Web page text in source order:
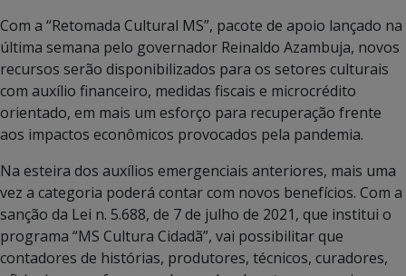
Com a “Retomada Cultural MS”, pacote de apoio lançado na
última semana pelo governador Reinaldo Azambuja, novos
recursos serão disponibilizados para os setores culturais
com auxílio financeiro, medidas fiscais e microcrédito
orientado, em mais um esforço para recuperação frente
aos impactos econômicos provocados pela pandemia.
Na esteira dos auxílios emergenciais anteriores, mais uma
vez a categoria poderá contar com novos benefícios. Com a
sanção da Lei n. 5.688, de 7 de julho de 2021, que institui o
programa “MS Cultura Cidadã”, vai possibilitar que
contadores de histórias, produtores, técnicos, curadores,